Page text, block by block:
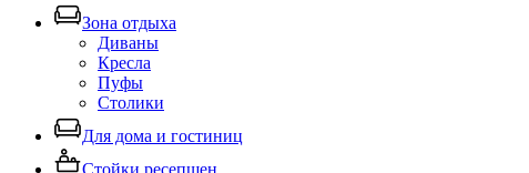
Зона отдыха
Диваны
Кресла
Пуфы
Столики
Для дома и гостиниц
Стойки ресепшен